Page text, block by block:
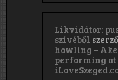
Likvidátor:
szívéből
howling –
performing at